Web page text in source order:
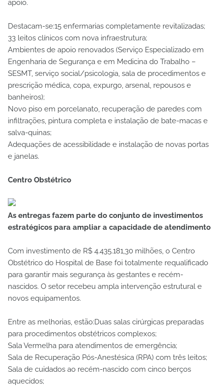
apoio.
Destacam-se:15 enfermarias completamente revitalizadas;
33 leitos clínicos com nova infraestrutura;
Ambientes de apoio renovados (Serviço Especializado em
Engenharia de Segurança e em Medicina do Trabalho –
SESMT, serviço social/psicologia, sala de procedimentos e
prescrição médica, copa, expurgo, arsenal, repousos e
banheiros);
Novo piso em porcelanato, recuperação de paredes com
infiltrações, pintura completa e instalação de bate-macas e
salva-quinas;
Adequações de acessibilidade e instalação de novas portas
e janelas.
Centro Obstétrico
As entregas fazem parte do conjunto de investimentos
estratégicos para ampliar a capacidade de atendimento
Com investimento de R$ 4.435.181,30 milhões, o Centro
Obstétrico do Hospital de Base foi totalmente requalificado
para garantir mais segurança às gestantes e recém-
nascidos. O setor recebeu ampla intervenção estrutural e
novos equipamentos.
Entre as melhorias, estão:Duas salas cirúrgicas preparadas
para procedimentos obstétricos complexos;
Sala Vermelha para atendimentos de emergência;
Sala de Recuperação Pós-Anestésica (RPA) com três leitos;
Sala de cuidados ao recém-nascido com cinco berços
aquecidos;